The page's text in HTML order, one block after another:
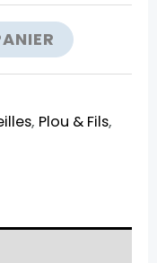
, Plou & Fils,